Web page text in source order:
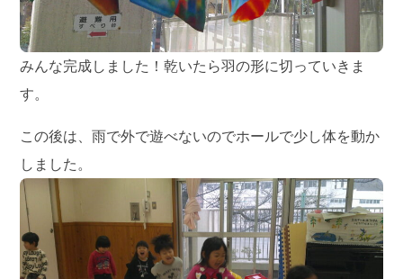
みんな完成しました！乾いたら羽の形に切っていきま
す。
この後は、雨で外で遊べないのでホールで少し体を動か
しました。